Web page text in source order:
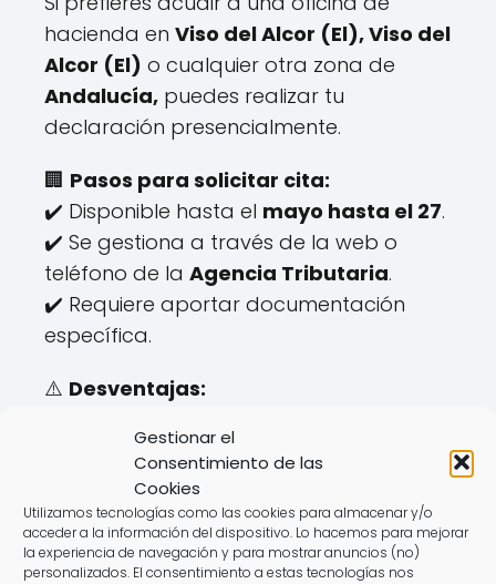
Gestionar el
Consentimiento de las
Cookies
Utilizamos tecnologías como las cookies para almacenar y/o
acceder a la información del dispositivo. Lo hacemos para mejorar
la experiencia de navegación y para mostrar anuncios (no)
personalizados. El consentimiento a estas tecnologías nos
hacienda en Viso del Alcor (El), Viso del
Alcor (El) o cualquier otra zona de
Andalucía, puedes realizar tu
declaración presencialmente.
🏢 Pasos para solicitar cita:
✔️ Disponible hasta el mayo hasta el 27.
✔️ Se gestiona a través de la web o
teléfono de la Agencia Tributaria.
✔️ Requiere aportar documentación
específica.
⚠️ Desventajas:
❌ Tiempo de espera elevado.
💡 Con AsesoraTechpuedes realizar tu
declaración sin desplazarte de tu
hogar.